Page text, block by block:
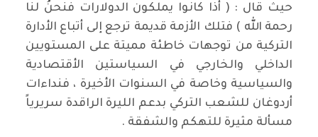
حيث قال : ( أذا كانوا يملكون الدولارات فنحنُ لنا
رحمة الله ) فتلك الأزمة قديمة ترجع إلى أتباع الأدارة
التركية من توجهات خاطئة مميتة على المستويين
الداخلي والخارجي في السياستين الأقتصادية
والسياسية وخاصة في السنوات الأخيرة ، فنداءات
أردوغان للشعب التركي بدعم الليرة الراقدة سريرياً
مسألة مثيرة للتهكم والشفقة .